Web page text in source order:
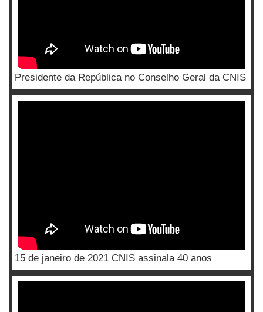
Presidente da República no Conselho Geral da CNIS
15 de janeiro de 2021 CNIS assinala 40 anos